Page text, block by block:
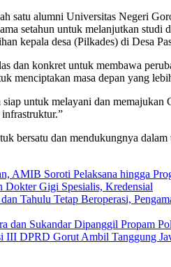
satu alumni Universitas Negeri
setahun untuk melanjutkan
kepala desa (Pilkades) di Desa
dan konkret untuk membawa
menciptakan masa depan yang
untuk melayani dan
bersatu dan mendukungnya
AMIB Soroti Pelaksana hingga
Gigi Spesialis, Kredensial
Tahulu Tetap Beroperasi,
dan Sukandar Dipanggil Propam
DPRD Gorut Ambil Tanggung